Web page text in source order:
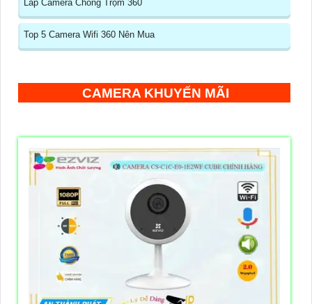
Lắp Camera Chống Trộm 360
Top 5 Camera Wifi 360 Nên Mua
CAMERA KHUYẾN MÃI